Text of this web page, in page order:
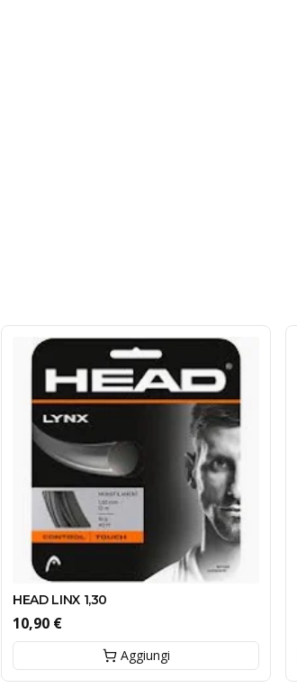
HEAD LINX 1,30
10,90 €
Aggiungi